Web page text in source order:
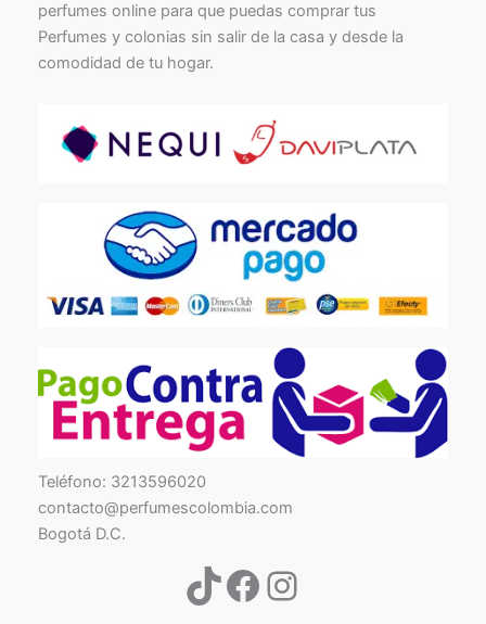
perfumes online para que puedas comprar tus
Perfumes y colonias sin salir de la casa y desde la
comodidad de tu hogar.
Teléfono: 3213596020
contacto@perfumescolombia.com
Bogotá D.C.
TikTokFacebook
Instagram